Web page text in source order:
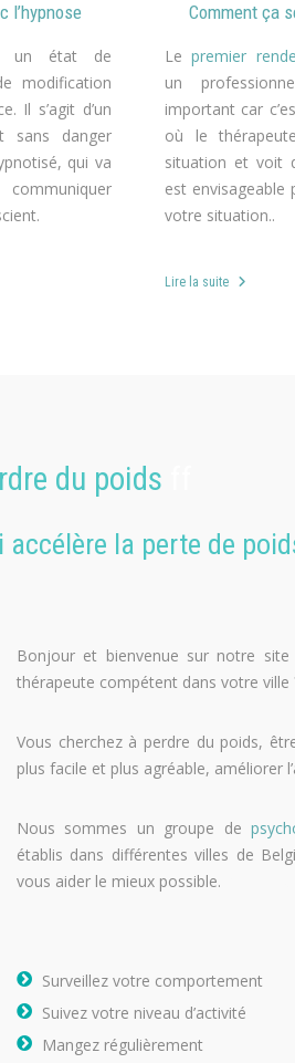
l’hypnose
un état de
modification
Il s’agit d’un
sans danger
qui va
Comment ça
Lepremier
un
important car
où le
situation et voit
est envisageable
votre situation..
Lire la suite
du poids
la perte de
Bonjour et bienvenue sur notre site
thérapeute compétent dans votre ville
Vous cherchez à perdre du poids,
plus facile et plus agréable, améliorer
Nous sommes un groupe de
établis dans différentes villes de
vous aider le mieux possible.
Surveillez votre comportement
Suivez votre niveau d’activité
Mangez régulièrement